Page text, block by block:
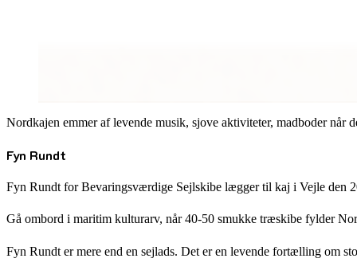
Nordkajen emmer af levende musik, sjove aktiviteter, madboder
Fyn Rundt
Fyn Rundt for Bevaringsværdige Sejlskibe lægger til kaj i Vejle den
Gå ombord i maritim kulturarv, når 40-50 smukke træskibe fylder
Fyn Rundt er mere end en sejlads. Det er en levende fortælling om